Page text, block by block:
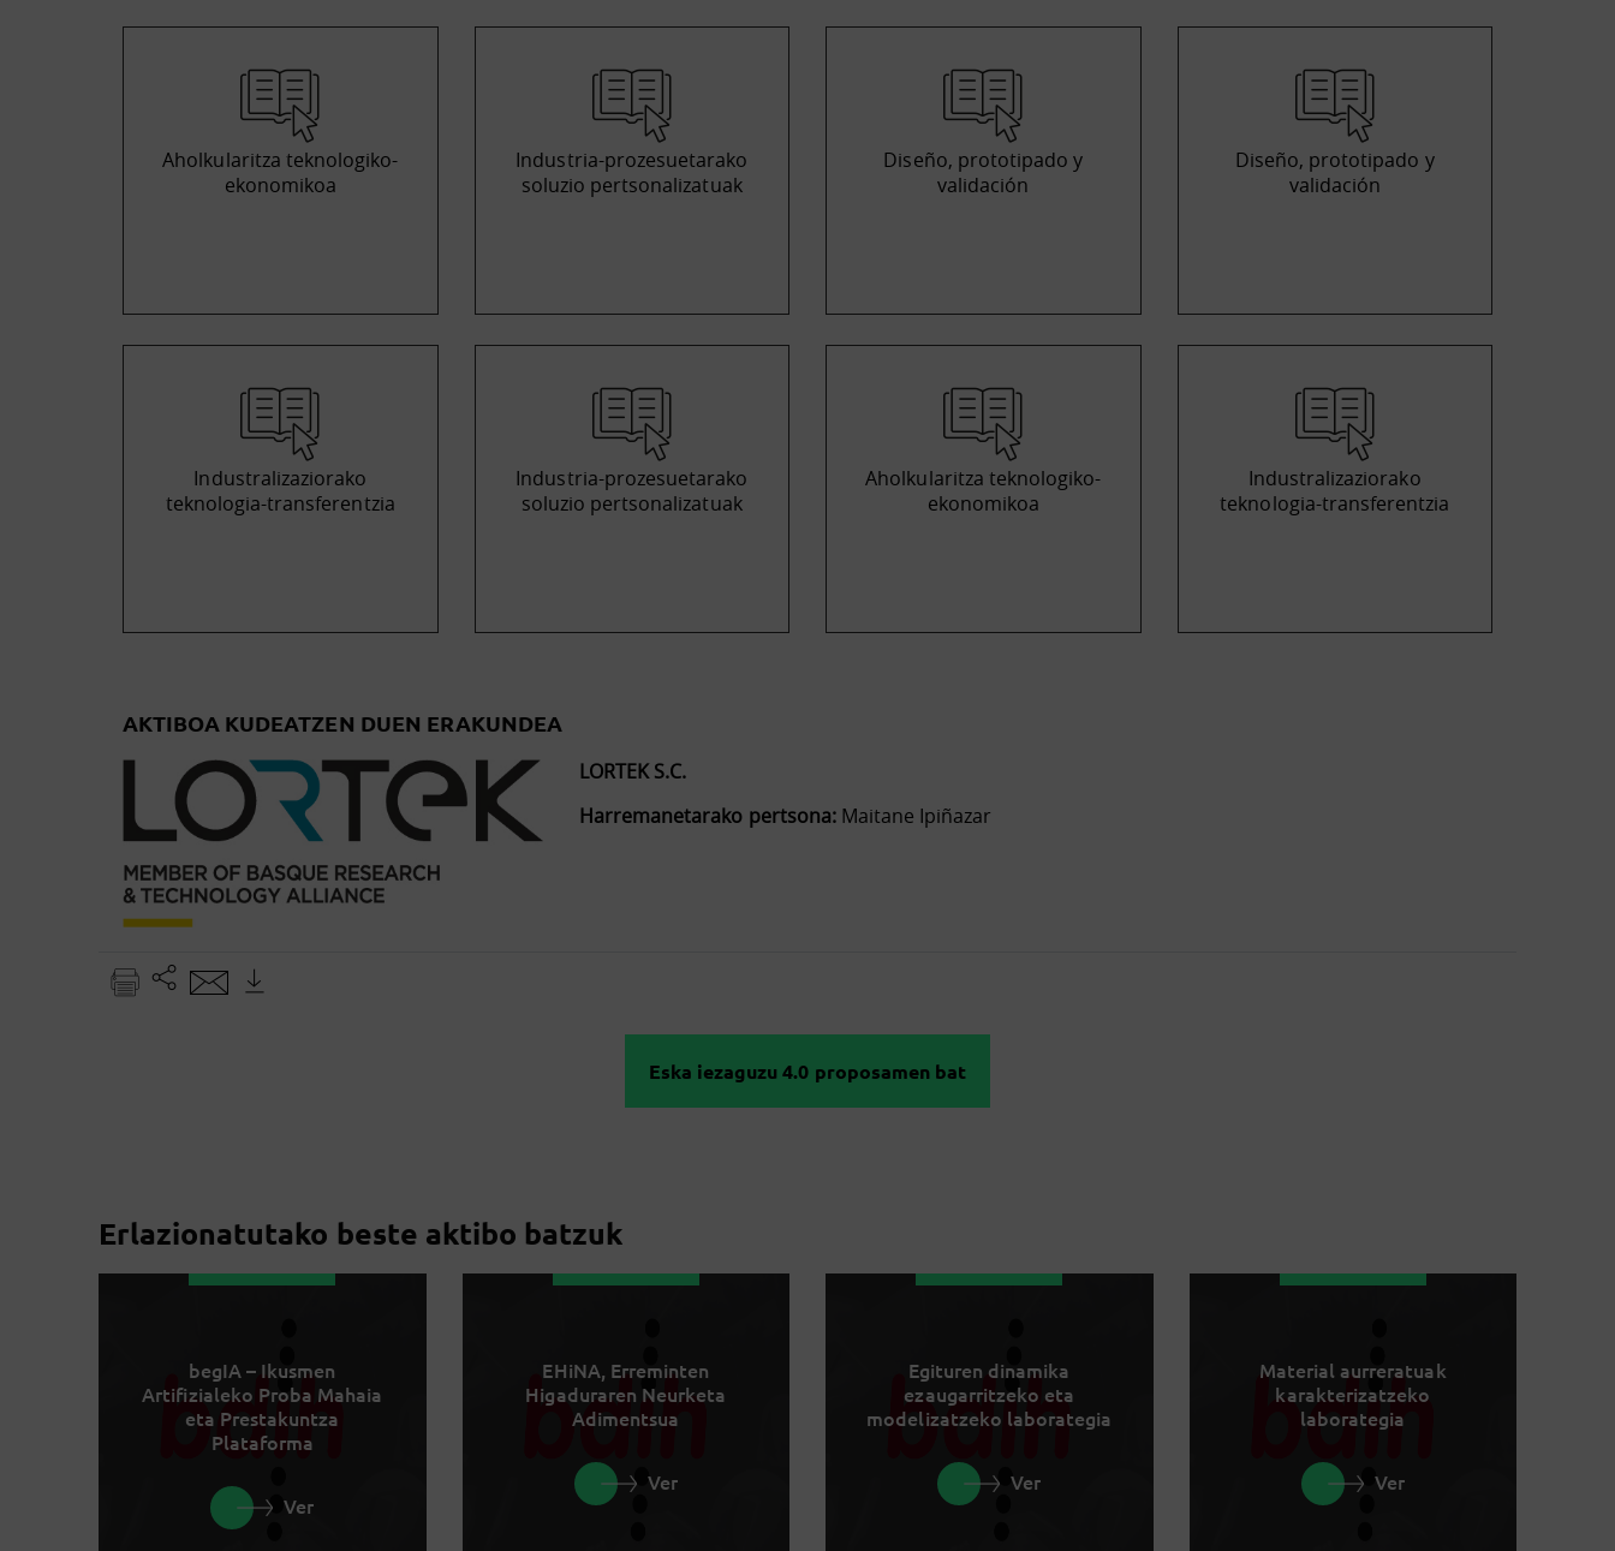
Aholkularitza teknologiko-
ekonomikoa
Industria-prozesuetarako
soluzio pertsonalizatuak
Diseño, prototipado y
validación
Diseño, prototipado y
validación
Industralizaziorako
teknologia-transferentzia
Industria-prozesuetarako
soluzio pertsonalizatuak
Aholkularitza teknologiko-
ekonomikoa
Industralizaziorako
teknologia-transferentzia
AKTIBOA KUDEATZEN DUEN ERAKUNDEA
LORTEK S.C.
Harremanetarako pertsona:Maitane Ipiñazar
Eska iezaguzu 4.0 proposamen bat
Erlazionatutako beste aktibo batzuk
begIA – Ikusmen
Artifizialeko Proba Mahaia
eta Prestakuntza
Plataforma
Ver
EHiNA, Erreminten
Higaduraren Neurketa
Adimentsua
Ver
Egituren dinamika
ezaugarritzeko eta
modelizatzeko laborategia
Ver
Material aurreratuak
karakterizatzeko
laborategia
Ver